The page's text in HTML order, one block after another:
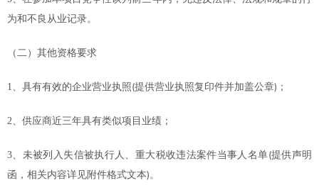
为和不良从业记录。
（二）其他资格要求
1、具有有效的企业营业执照(提供营业执照复印件并加盖公章) ；
2、供应商近三年具有类似项目业绩；
3、未被列入失信被执行人、重大税收违法案件当事人名单(提供声明
函，相关内容详见附件格式文本)。